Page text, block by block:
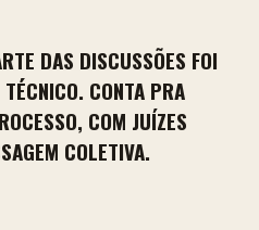
DAS DISCUSSÕES FOI
CONTA PRA
COM JUÍZES
COLETIVA.